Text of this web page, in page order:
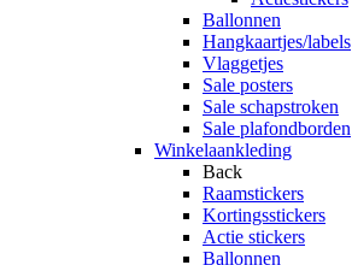
Ballonnen
Hangkaartjes/labels
Vlaggetjes
Sale posters
Sale schapstroken
Sale plafondborden
Winkelaankleding
Back
Raamstickers
Kortingsstickers
Actie stickers
Ballonnen